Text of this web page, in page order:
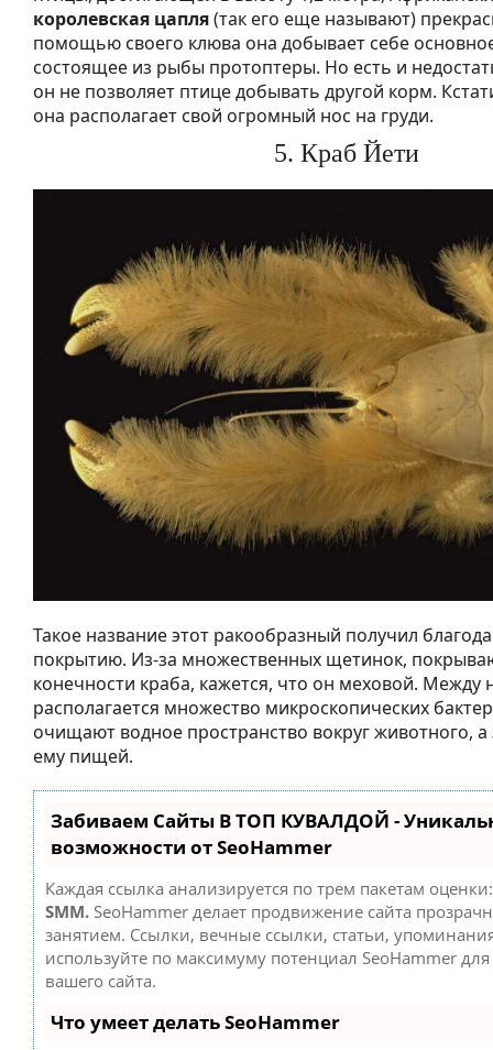
королевская цапля(так его еще называют)
помощью своего клюва она добывает себе
состоящее из рыбы протоптеры. Но есть и
он не позволяет птице добывать другой корм.
она располагает свой огромный нос на груди.
5. Краб Йети
Такое название этот ракообразный получил
покрытию. Из-за множественных щетинок,
конечности краба, кажется, что он меховой. Между
располагается множество микроскопических
очищают водное пространство вокруг животного, а
ему пищей.
Забиваем Сайты В ТОП КУВАЛДОЙ -
возможности от SeoHammer
Каждая ссылка анализируется по трем пакетам
SMM. SeoHammer делает продвижение сайта
занятием. Ссылки, вечные ссылки, статьи,
используйте по максимуму потенциал SeoHammer
вашего сайта.
Что умеет делать SeoHammer